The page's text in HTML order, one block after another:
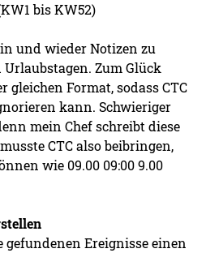
bis KW52)
und wieder Notizen zu
Zum Glück
gleichen Format, sodass CTC
kann. Schwieriger
mein Chef schreibt diese
CTC also beibringen,
wie 09.00 09:00 9.00
Ereignisse einen